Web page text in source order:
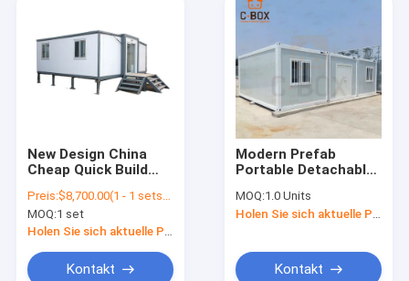
New Design China
Cheap Quick Build
Foldable Expandable
Container House
Model House Prefab
Preis:$8,700.00(1 - 1 sets) $8,500.00(>=2 sets)
MOQ:1 set
Kontakt
Modern Prefab
Portable Detachable
20ft Modular Prefab
Detachable
MOQ:1.0 Units
Kontakt